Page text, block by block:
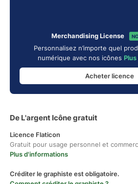
Merchandising License
Personnalisez n’importe quel
numérique avec nos icônes
Acheter licence
De L'argent Icône gratuit
Licence Flaticon
Gratuit pour usage personnel et
Plus d'informations
Créditer le graphiste est obligatoire.